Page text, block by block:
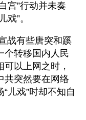
宫”行动并未奏
戏”。
个转移国内人民
以上网之时，
共突然要在网络
儿戏”时却不知自